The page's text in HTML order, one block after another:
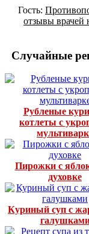
Гость:
отзывы врачей
Случайные
Рубленые
котлеты с
Пирожки с
духовке
Куриный суп с